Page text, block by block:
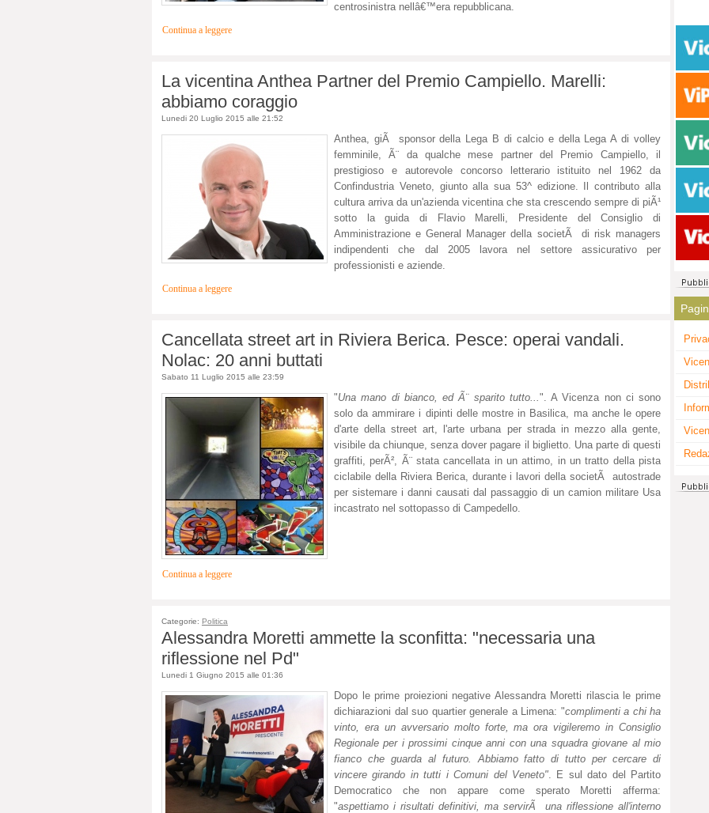
centrosinistra nellâ€™era repubblicana.
Continua a leggere
La vicentina Anthea Partner del Premio Campiello. Marelli:
abbiamo coraggio
Lunedi 20 Luglio 2015 alle 21:52
Anthea, giÃ sponsor della Lega B di calcio e della Lega A di volley
femminile, Ã¨ da qualche mese partner del Premio Campiello, il
prestigioso e autorevole concorso letterario istituito nel 1962 da
Confindustria Veneto, giunto alla sua 53^ edizione. Il contributo alla
cultura arriva da un'azienda vicentina che sta crescendo sempre di piÃ¹
sotto la guida di Flavio Marelli, Presidente del Consiglio di
Amministrazione e General Manager della societÃ di risk managers
indipendenti che dal 2005 lavora nel settore assicurativo per
professionisti e aziende.
Continua a leggere
Cancellata street art in Riviera Berica. Pesce: operai vandali.
Nolac: 20 anni buttati
Sabato 11 Luglio 2015 alle 23:59
"Una mano di bianco, ed Ã¨ sparito tutto...". A Vicenza non ci sono
solo da ammirare i dipinti delle mostre in Basilica, ma anche le opere
d'arte della street art, l'arte urbana per strada in mezzo alla gente,
visibile da chiunque, senza dover pagare il biglietto. Una parte di questi
graffiti, perÃ², Ã¨ stata cancellata in un attimo, in un tratto della pista
ciclabile della Riviera Berica, durante i lavori della societÃ autostrade
per sistemare i danni causati dal passaggio di un camion militare Usa
incastrato nel sottopasso di Campedello.
Continua a leggere
Categorie: Politica
Alessandra Moretti ammette la sconfitta: "necessaria una
riflessione nel Pd"
Lunedi 1 Giugno 2015 alle 01:36
Dopo le prime proiezioni negative Alessandra Moretti rilascia le prime
dichiarazioni dal suo quartier generale a Limena: "complimenti a chi ha
vinto, era un avversario molto forte, ma ora vigileremo in Consiglio
Regionale per i prossimi cinque anni con una squadra giovane al mio
fianco che guarda al futuro. Abbiamo fatto di tutto per cercare di
vincere girando in tutti i Comuni del Veneto". E sul dato del Partito
Democratico che non appare come sperato Moretti afferma:
"aspettiamo i risultati definitivi, ma servirÃ una riflessione all'interno